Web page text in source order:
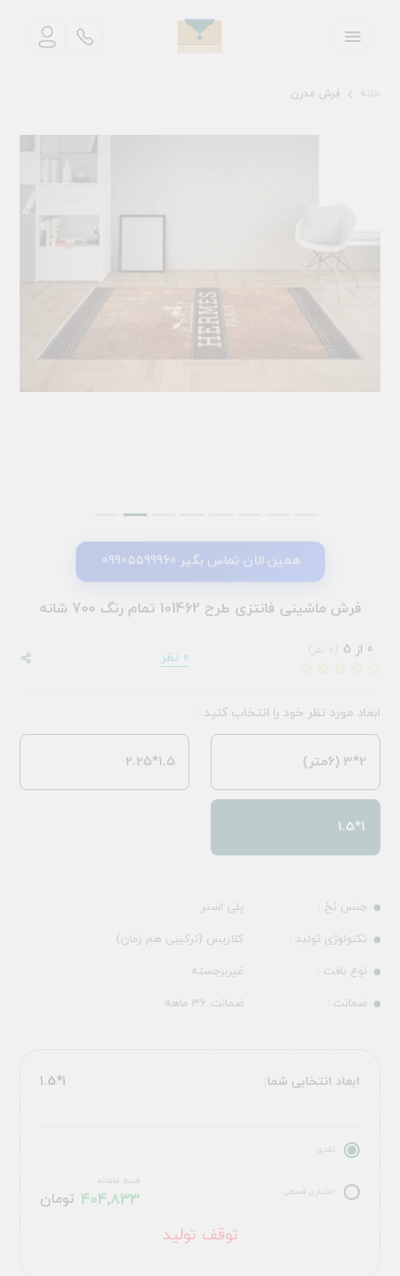
خانه فرش مدرن
همین الان تماس بگیر 09905599960
فرش ماشینی فانتزی طرح 101462 تمام رنگ 700 شانه
0 از 5 0 نظر
جنس نخ :
پلی استر
تکنولوژی تولید :
کلاریس (ترکیبی هم زمان)
نوع بافت :
غیربرجسته
ضمانت :
ضمانت 36 ماهه
ابعاد مورد نظر خود را انتخاب کنید :
2*3 (6متر) 1.5*2.25
1*1.5
ابعاد انتخابی شما: 1*1.5
نقدی
اعتباری قسطی
قسط ماهانه
404,833 تومان
توقف تولید